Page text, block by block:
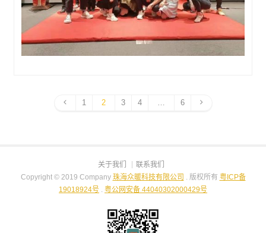
1 2 3 4 … 6
关于我们
联系我们
Copyright © 2019 Company 珠海众暖科技有限公司 . 版权所有 粤ICP备
19018924号 . 粤公网安备 44040302000429号